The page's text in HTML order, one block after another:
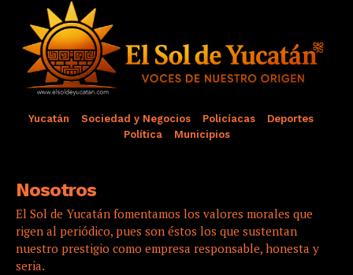
Municipios
Yucatán Sociedad y Negocios Policíacas
Deportes
Política
Municipios
Nosotros
El Sol de Yucatán fomentamos los valores morales que
rigen al periódico, pues son éstos los que sustentan
nuestro prestigio como empresa responsable, honesta y
seria.